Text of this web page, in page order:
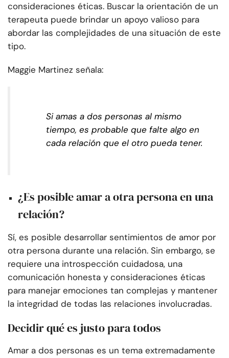
consideraciones éticas. Buscar la orientación de un
terapeuta puede brindar un apoyo valioso para
abordar las complejidades de una situación de este
tipo.
Maggie Martinez señala:
Si amas a dos personas al mismo
tiempo, es probable que falte algo en
cada relación que el otro pueda tener.
¿Es posible amar a otra persona en una
relación?
Sí, es posible desarrollar sentimientos de amor por
otra persona durante una relación. Sin embargo, se
requiere una introspección cuidadosa, una
comunicación honesta y consideraciones éticas
para manejar emociones tan complejas y mantener
la integridad de todas las relaciones involucradas.
Decidir qué es justo para todos
Amar a dos personas es un tema extremadamente